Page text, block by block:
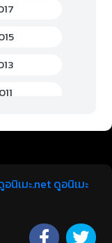
(49)
อนิเมะ.net ดูอนิเมะ